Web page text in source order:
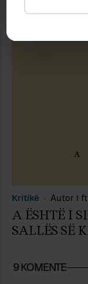
Komunikim
Kritikë Autor i
A ËSHTË I
SALLËS SË
9 KOMENTE